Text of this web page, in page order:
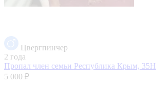
Цвергпинчер
2 года
Пропал член семьи Республика Крым,
5 000 ₽